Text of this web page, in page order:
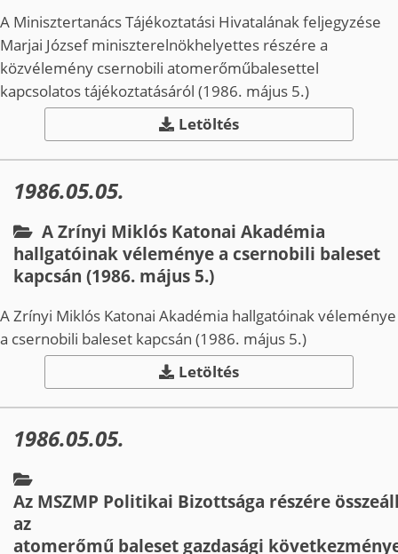
A Minisztertanács Tájékoztatási Hivatalának feljegyzése
Marjai József miniszterelnök­helyettes részére a
közvélemény csernobili atomerőműbalesettel
kapcsolatos tájékoztatásáról (1986. május 5.)
Letöltés
1986.05.05.
A Zrínyi Miklós Katonai Akadémia
hallgatóinak véleménye a csernobili baleset
kapcsán (1986. május 5.)
A Zrínyi Miklós Katonai Akadémia hallgatóinak véleménye
a csernobili baleset kapcsán (1986. május 5.)
Letöltés
1986.05.05.
Az MSZMP Politikai Bizottsága részére
az
atomerőmű baleset gazdasági